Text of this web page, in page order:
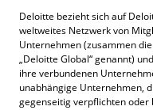
Deloitte bezieht sich auf
weltweites Netzwerk von
Unternehmen (zusammen
„Deloitte Global“ genannt)
ihre verbundenen
unabhängige Unternehmen,
gegenseitig verpflichten oder